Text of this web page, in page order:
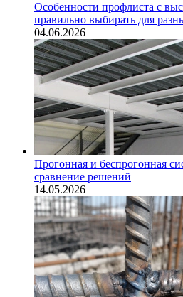
Особенности профлиста с
правильно выбирать для
04.06.2026
Прогонная и беспрогонная
сравнение решений
14.05.2026